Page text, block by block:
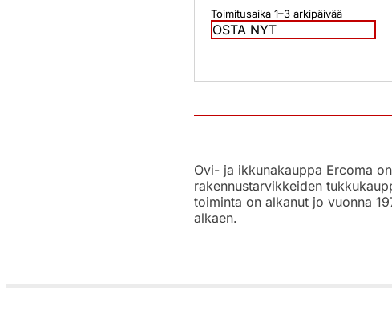
Toimitusaika 1–3 arkipäivää
OSTA NYT
Ovi- ja ikkunakauppa Ercoma
rakennustarvikkeiden
toiminta on alkanut jo vuonna
alkaen.